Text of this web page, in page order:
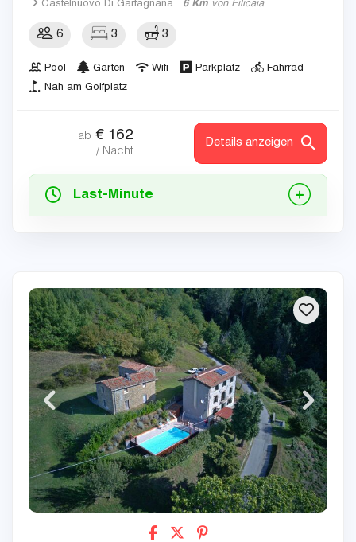
Castelnuovo Di Garfagnana
6 Km von Filicaia
6 3 3
Pool Garten Wifi Parkplatz
Fahrrad
Nah am Golfplatz
ab € 162
/ Nacht
Details anzeigen
Last-Minute